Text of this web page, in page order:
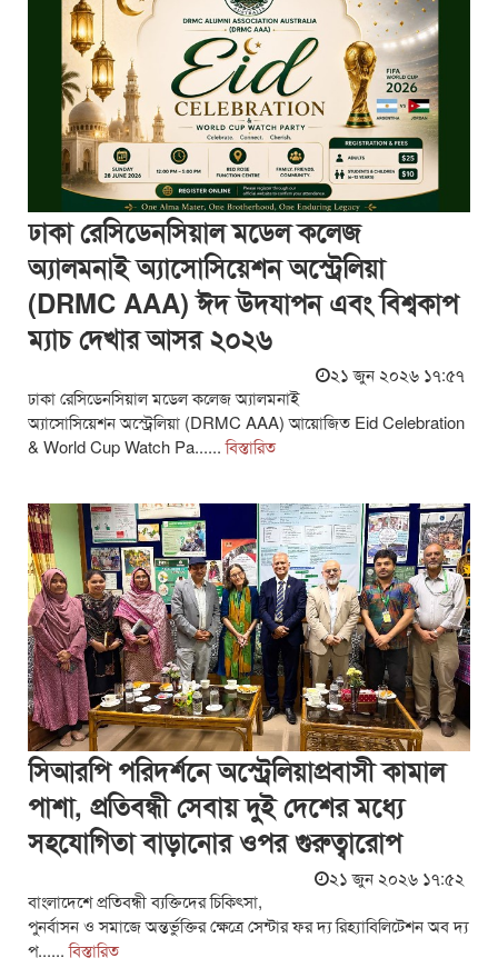
ঢাকা রেসিডেনসিয়াল মডেল কলেজ
অ্যালমনাই অ্যাসোসিয়েশন অস্ট্রেলিয়া
(DRMC AAA) ঈদ উদযাপন এবং বিশ্বকাপ
ম্যাচ দেখার আসর ২০২৬
২১ জুন ২০২৬ ১৭:৫৭
ঢাকা রেসিডেনসিয়াল মডেল কলেজ অ্যালমনাই
অ্যাসোসিয়েশন অস্ট্রেলিয়া (DRMC AAA) আয়োজিত Eid Celebration
& World Cup Watch Pa......বিস্তারিত
সিআরপি পরিদর্শনে অস্ট্রেলিয়াপ্রবাসী কামাল
পাশা, প্রতিবন্ধী সেবায় দুই দেশের মধ্যে
সহযোগিতা বাড়ানোর ওপর গুরুত্বারোপ
২১ জুন ২০২৬ ১৭:৫২
বাংলাদেশে প্রতিবন্ধী ব্যক্তিদের চিকিৎসা,
পুনর্বাসন ও সমাজে অন্তর্ভুক্তির ক্ষেত্রে সেন্টার ফর দ্য রিহ্যাবিলিটেশন অব দ্য
প......বিস্তারিত